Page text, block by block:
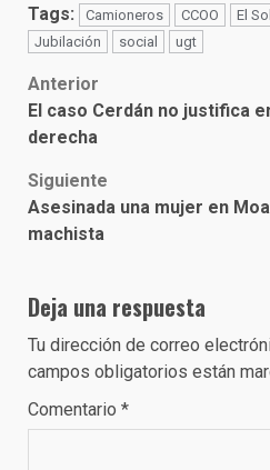
Tags: Camioneros CCOO El
Jubilación
social ugt
Post
navigation
Anterior
El caso Cerdán no justifica
derecha
Siguiente
Asesinada una mujer en
machista
Deja una respuesta
Tu dirección de correo
campos obligatorios están
Comentario *